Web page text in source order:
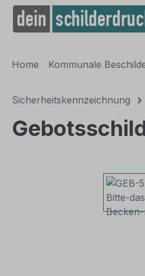
Zur
Home Kommunale
Sicherheitskennzeichnung
Bildergalerie überspringen